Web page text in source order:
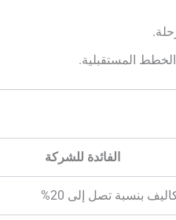
المستقبلية.
الفائدة للشركة
بنسبة تصل إلى 20%